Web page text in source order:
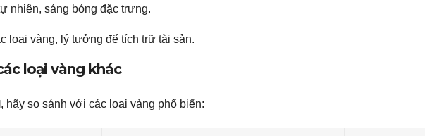
nhiên, sáng bóng đặc trưng.
loại vàng, lý tưởng để tích trữ tài sản.
loại vàng khác
, hãy so sánh với các loại vàng phổ biến: